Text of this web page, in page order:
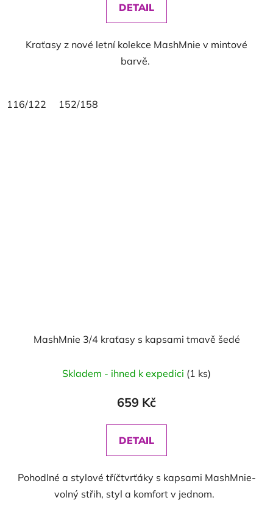
DETAIL
Kraťasy z nové letní kolekce MashMnie v mintové
barvě.
116/122 152/158
MashMnie 3/4 kraťasy s kapsami tmavě šedé
Skladem - ihned k expedici (1 ks)
659 Kč
DETAIL
Pohodlné a stylové tříčtvrťáky s kapsami MashMnie-
volný střih, styl a komfort v jednom.